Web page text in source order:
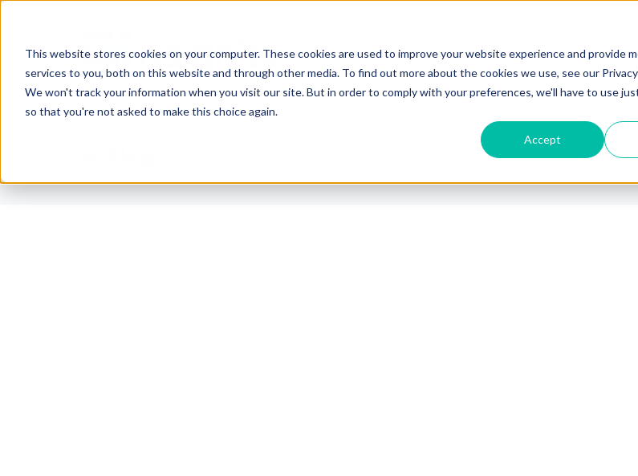
This website stores cookies on your computer. These cookies are used to improve your website experience and provide
services to you, both on this website and through other media. To find out more about the cookies we use, see our
We won't track your information when you visit our site. But in order to comply with your preferences, we'll have to use
so that you're not asked to make this choice again.
Accept
Industrias